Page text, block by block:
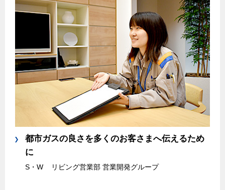
都市ガスの良さを多くのお客さまへ伝えるため
に
S・W リビング営業部 営業開発グループ